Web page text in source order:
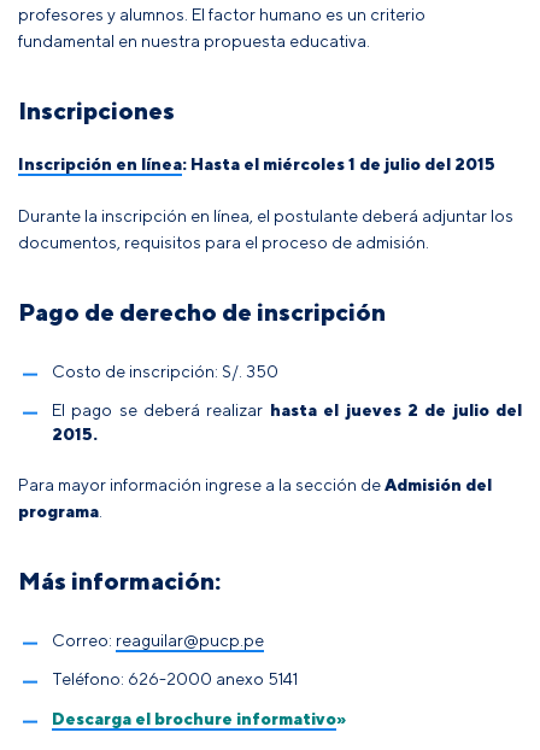
profesores y alumnos. El factor humano es un criterio
fundamental en nuestra propuesta educativa.
Inscripciones
Inscripción en línea: Hasta el miércoles 1 de julio del 2015
Durante la inscripción en línea, el postulante deberá adjuntar los
documentos, requisitos para el proceso de admisión.
Pago de derecho de inscripción
Costo de inscripción: S/. 350
El pago se deberá realizar hasta el jueves 2 de julio del
2015.
Para mayor información ingrese a la sección deAdmisión del
programa
Más información:
Correo: reaguilar@pucp.pe
Teléfono: 626-2000 anexo 5141
Descarga el brochure informativo»